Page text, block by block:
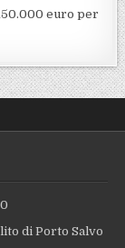
euro per
di Porto Salvo